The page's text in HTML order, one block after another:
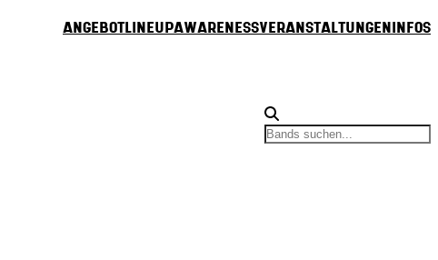
Angebot LineupAwarenessVeranstaltungen Infos